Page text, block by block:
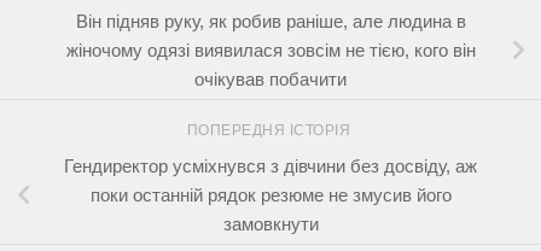
Він підняв руку, як робив раніше, але людина в
жіночому одязі виявилася зовсім не тією, кого він
очікував побачити
ПОПЕРЕДНЯ ІСТОРІЯ
Гендиректор усміхнувся з дівчини без досвіду, аж
поки останній рядок резюме не змусив його
замовкнути